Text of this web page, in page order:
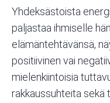
Yhdeksästoista
paljastaa ihmiselle
elämäntehtävänsä,
positiivinen vai
mielenkiintoisia
rakkaussuhteita sekä